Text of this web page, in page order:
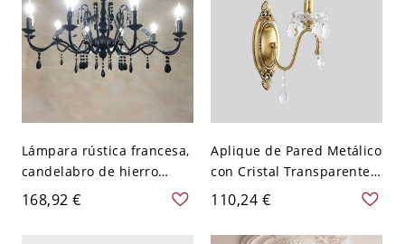
Lámpara rústica francesa,
candelabro de hierro
forjado con gotas de
cristal - Negro 110 A 120 V
168,92 €
Aplique de Pared Metálico
con Cristal Transparente,
Aleación Cableada
Directamente, Compatible
con
110,24 €